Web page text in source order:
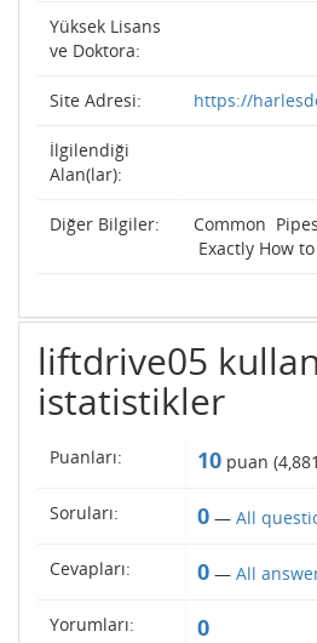
Yüksek Lisans
ve Doktora:
Site Adresi: https://
İlgilendiği
Alan(lar):
Diğer Bilgiler:
Common
Exactly How
liftdrive05
istatistikler
Puanları: 10 puan (4,881
Soruları: 0 — All
Cevapları: 0 — All
Yorumları: 0